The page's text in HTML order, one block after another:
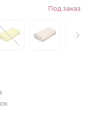
Под заказ